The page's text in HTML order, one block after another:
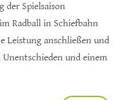
der Spielsaison
Radball in Schiefbahn
Leistung anschließen und
und einem